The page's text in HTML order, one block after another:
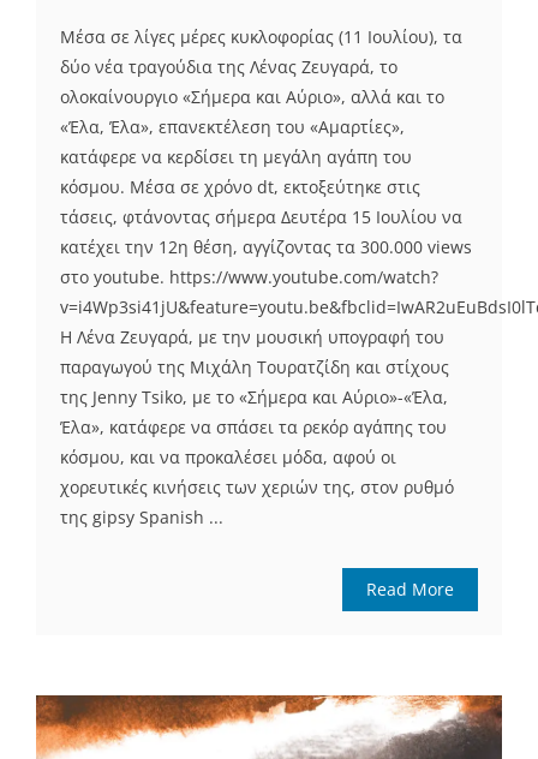
Μέσα σε λίγες μέρες κυκλοφορίας (11 Ιουλίου), τα
δύο νέα τραγούδια της Λένας Ζευγαρά, το
ολοκαίνουργιο «Σήμερα και Αύριο», αλλά και το
«Έλα, Έλα», επανεκτέλεση του «Αμαρτίες»,
κατάφερε να κερδίσει τη μεγάλη αγάπη του
κόσμου. Μέσα σε χρόνο dt, εκτοξεύτηκε στις
τάσεις, φτάνοντας σήμερα Δευτέρα 15 Ιουλίου να
κατέχει την 12η θέση, αγγίζοντας τα 300.000 views
στο youtube. https://www.youtube.com/watch?
Η Λένα Ζευγαρά, με την μουσική υπογραφή του
παραγωγού της Μιχάλη Τουρατζίδη και στίχους
της Jenny Tsiko, με το «Σήμερα και Αύριο»-«Έλα,
Έλα», κατάφερε να σπάσει τα ρεκόρ αγάπης του
κόσμου, και να προκαλέσει μόδα, αφού οι
χορευτικές κινήσεις των χεριών της, στον ρυθμό
της gipsy Spanish ...
Read More